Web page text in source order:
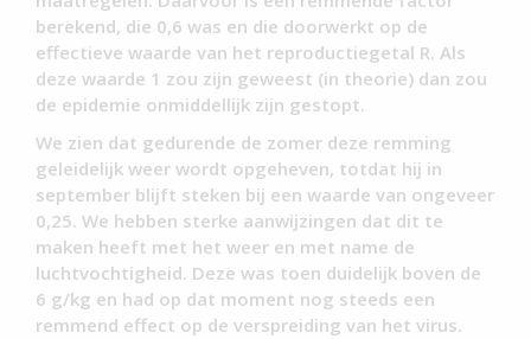
berekend, die 0,6 was en die doorwerkt op de
effectieve waarde van het reproductiegetal R. Als
deze waarde 1 zou zijn geweest (in theorie) dan zou
de epidemie onmiddellijk zijn gestopt.
We zien dat gedurende de zomer deze remming
geleidelijk weer wordt opgeheven, totdat hij in
september blijft steken bij een waarde van ongeveer
0,25. We hebben sterke aanwijzingen dat dit te
maken heeft met het weer en met name de
luchtvochtigheid. Deze was toen duidelijk boven de
6 g/kg en had op dat moment nog steeds een
remmend effect op de verspreiding van het virus.